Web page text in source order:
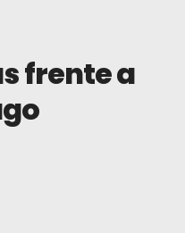
frente a